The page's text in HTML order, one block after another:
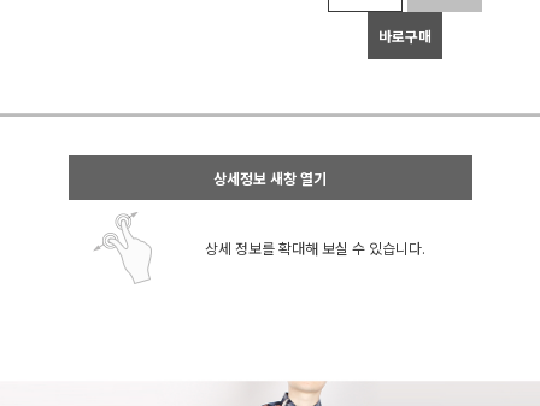
바로구매
상세정보 새창 열기
상세 정보를 확대해 보실 수 있습니다.